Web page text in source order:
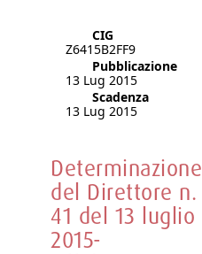
CIG
Z6415B2FF9
Pubblicazione
13 Lug 2015
Scadenza
13 Lug 2015
Determinazione
del Direttore n.
41 del 13 luglio
2015-